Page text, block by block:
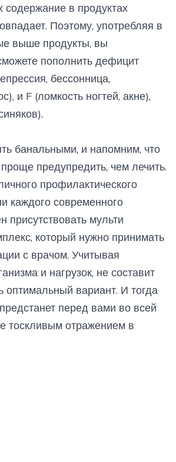
содержание в продуктах
Поэтому, употребляя в
выше продукты, вы
пополнить дефицит
бессонница,
и F (ломкость ногтей, акне),
банальными, и напомним, что
предупредить, чем лечить.
профилактического
каждого современного
присутствовать мульти
который нужно принимать
с врачом. Учитывая
и нагрузок, не составит
оптимальный вариант. И тогда
перед вами во всей
тоскливым отражением в